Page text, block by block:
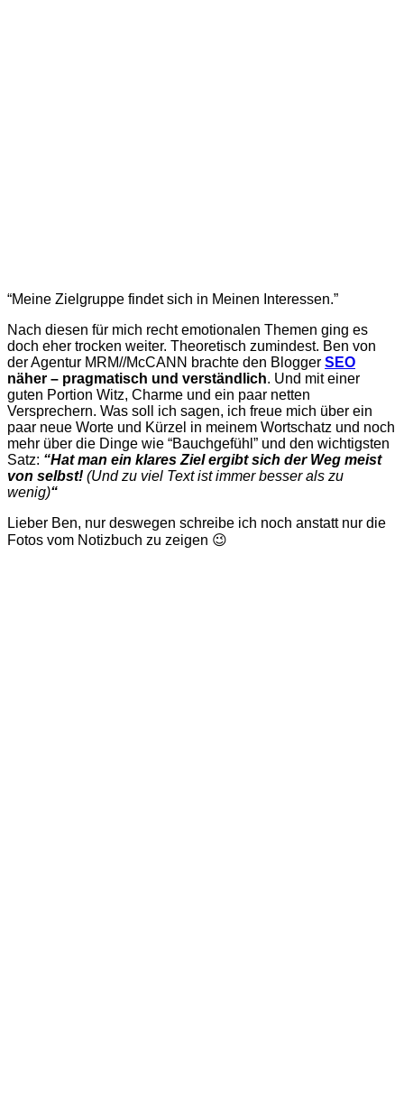
“Meine Zielgruppe findet sich in Meinen Interessen.”
Nach diesen für mich recht emotionalen Themen ging es
doch eher trocken weiter. Theoretisch zumindest. Ben von
der Agentur MRM//McCANN brachte den Blogger SEO
näher – pragmatisch und verständlich. Und mit einer
guten Portion Witz, Charme und ein paar netten
Versprechern. Was soll ich sagen, ich freue mich über ein
paar neue Worte und Kürzel in meinem Wortschatz und noch
mehr über die Dinge wie “Bauchgefühl” und den wichtigsten
Satz: “Hat man ein klares Ziel ergibt sich der Weg meist
von selbst! (Und zu viel Text ist immer besser als zu
wenig)“
Lieber Ben, nur deswegen schreibe ich noch anstatt nur die
Fotos vom Notizbuch zu zeigen 😉